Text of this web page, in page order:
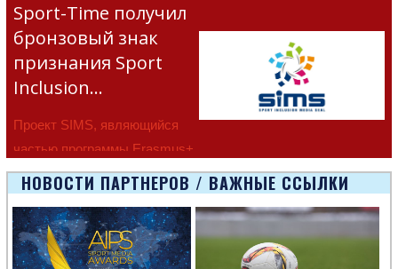
Sport-Time получил
бронзовый знак
признания Sport
Inclusion…
Проект SIMS, являющийся
частью программы Erasmus+
Европейско
НОВОСТИ ПАРТНЕРОВ / ВАЖНЫЕ ССЫЛКИ